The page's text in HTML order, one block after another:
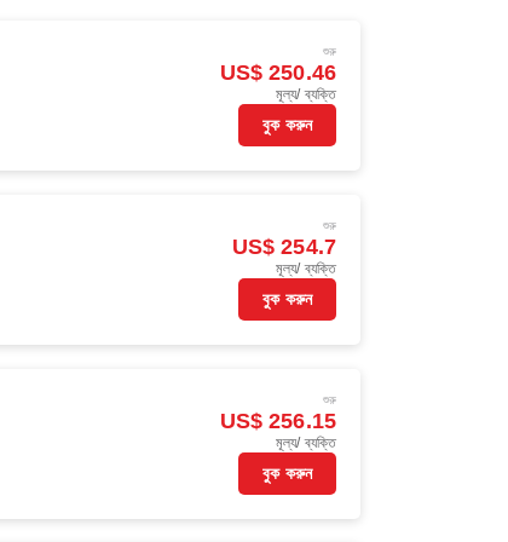
শুরু
US$ 250.46
মূল্য/ ব্যক্তি
বুক করুন
শুরু
US$ 254.7
মূল্য/ ব্যক্তি
বুক করুন
শুরু
US$ 256.15
মূল্য/ ব্যক্তি
বুক করুন